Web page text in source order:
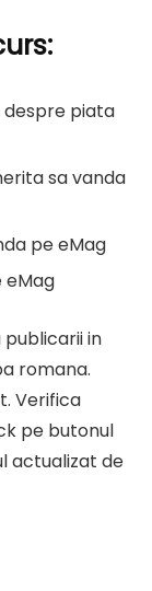
despre piata
sa vanda
pe eMag
eMag
in
romana.
Verifica
pe butonul
actualizat de